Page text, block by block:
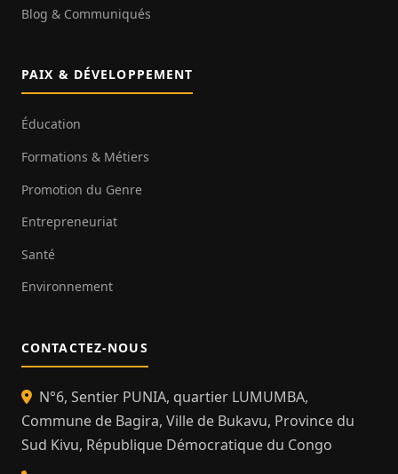
Blog & Communiqués
PAIX & DÉVELOPPEMENT
Éducation
Formations & Métiers
Promotion du Genre
Entrepreneuriat
Santé
Environnement
CONTACTEZ-NOUS
N°6, Sentier PUNIA, quartier LUMUMBA,
Commune de Bagira, Ville de Bukavu, Province du
Sud Kivu, République Démocratique du Congo